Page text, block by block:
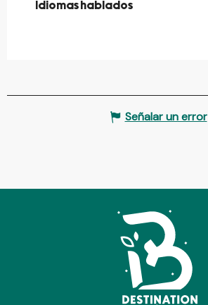
Idiomas hablados
Idiomas hablados
Señalar un error